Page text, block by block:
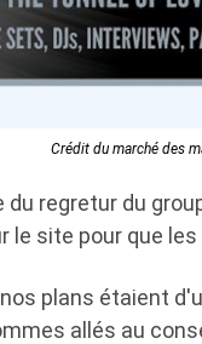
Crédit du marché des
du regretur du
le site pour que
plans étaient
allés au